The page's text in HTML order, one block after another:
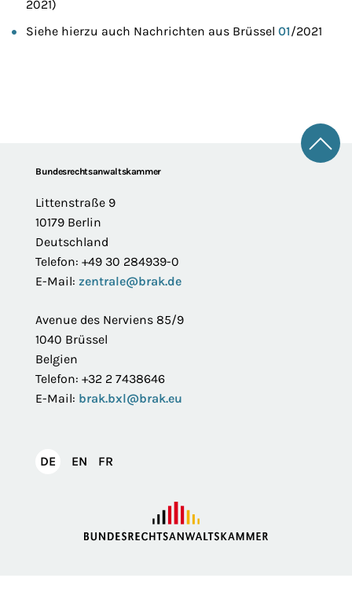
2021)
Siehe hierzu auch Nachrichten aus Brüssel 01/2021
FooterBundesrechtsanwaltskammer
Littenstraße 9
10179 Berlin
Deutschland
Telefon: +49 30 284939-0
E-Mail: zentrale@brak.de
Avenue des Nerviens 85/9
1040 Brüssel
Belgien
Telefon: +32 2 7438646
E-Mail: brak.bxl@brak.eu
DEDeutsch
EN English
FR